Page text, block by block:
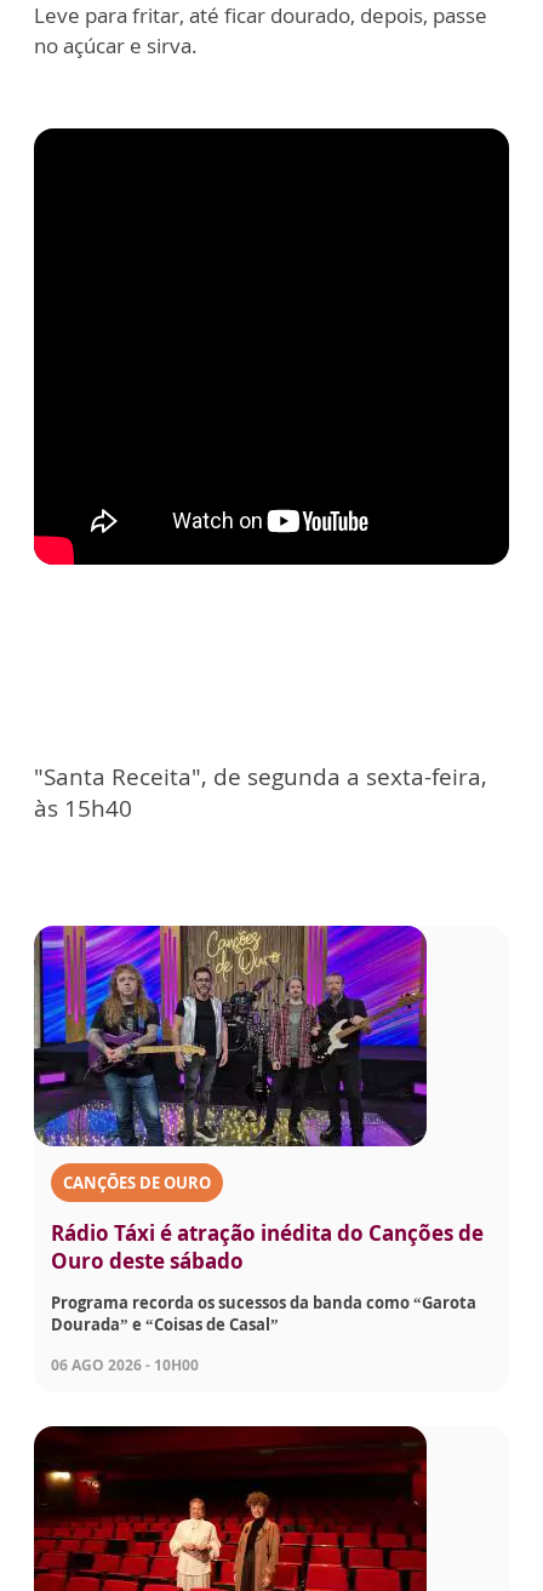
Leve para fritar, até ficar dourado, depois, passe
no açúcar e sirva.
"Santa Receita", de segunda a sexta-feira,
às 15h40
CANÇÕES DE OURO
Rádio Táxi é atração inédita do Canções de
Ouro deste sábado
Programa recorda os sucessos da banda como “Garota
Dourada” e “Coisas de Casal”
06 AGO 2026 - 10H00